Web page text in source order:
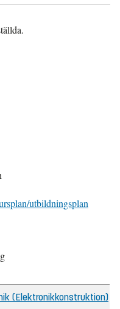
utbildningsplan
(Elektronikkonstruktion)